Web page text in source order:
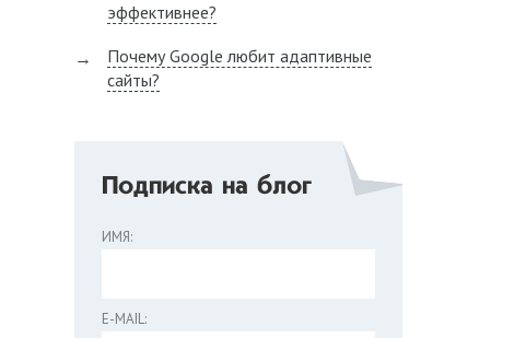
эффективнее?
Почему Google любит адаптивные
сайты?
Подписка на блог
ИМЯ:
E-MAIL: